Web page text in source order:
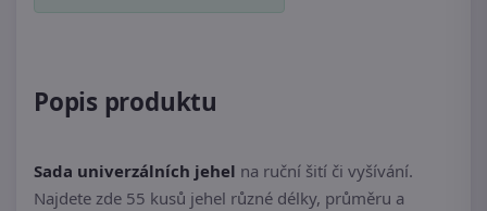
Popis produktu
Sada univerzálních jehel na ruční šití či vyšívání.
Najdete zde 55 kusů jehel různé délky, průměru a